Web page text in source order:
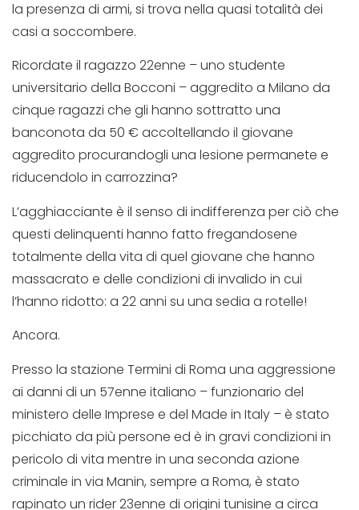
la presenza di armi, si trova nella quasi totalità dei
casi a soccombere.
Ricordate il ragazzo 22enne – uno studente
universitario della Bocconi – aggredito a Milano da
cinque ragazzi che gli hanno sottratto una
banconota da 50 € accoltellando il giovane
aggredito procurandogli una lesione permanete e
riducendolo in carrozzina?
L’agghiacciante è il senso di indifferenza per ciò che
questi delinquenti hanno fatto fregandosene
totalmente della vita di quel giovane che hanno
massacrato e delle condizioni di invalido in cui
l’hanno ridotto: a 22 anni su una sedia a rotelle!
Ancora.
Presso la stazione Termini di Roma una aggressione
ai danni di un 57enne italiano – funzionario del
ministero delle Imprese e del Made in Italy – è stato
picchiato da più persone ed è in gravi condizioni in
pericolo di vita mentre in una seconda azione
criminale in via Manin, sempre a Roma, è stato
rapinato un rider 23enne di origini tunisine a circa